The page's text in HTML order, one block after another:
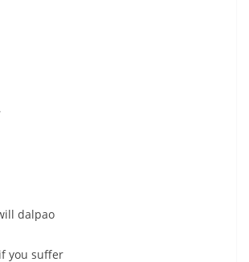
dalpao
you suffer